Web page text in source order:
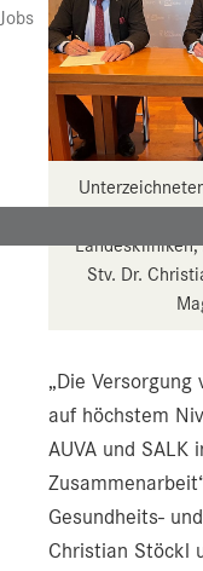
Jobs
Landeskliniken,
Stv. Dr.
„Die
auf höchstem
AUVA und SALK
Gesundheits-
Christian Stöckl